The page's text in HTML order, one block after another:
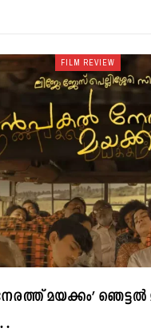
FILM REVIEW
മയക്കം’ ഞെട്ടൽ